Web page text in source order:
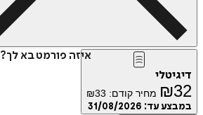
איזה פורמט בא לך?
דיגיטלי
₪32 מחיר קודם: ₪33
במבצע עד: 31/08/2026